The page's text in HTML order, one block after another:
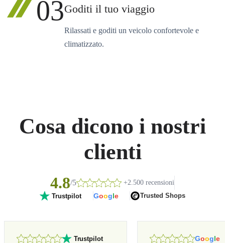
03Goditi il tuo viaggio
Rilassati e goditi un veicolo confortevole e
climatizzato.
Cosa dicono i nostri
clienti
4.8/5 +2.500 recensioni
Trustpilot Google Trusted Shops
Trustpilot Google